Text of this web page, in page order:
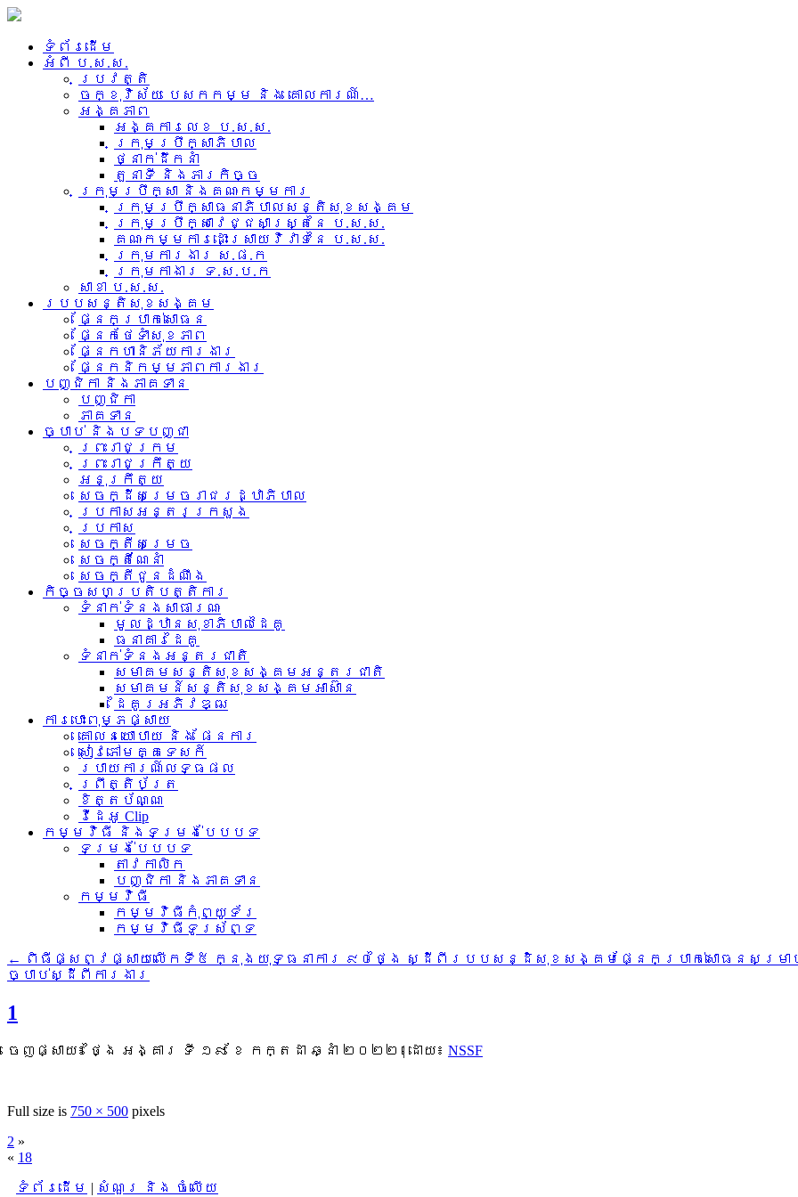
ទំព័រដើម
អំពី​ ប.ស.ស.
ប្រវត្តិ
ចក្ខុវិស័យ បេសកកម្ម និង គោលការណ៍…
អង្គភាព
អង្គការលេខ ប.ស.ស.
ក្រុមប្រឹក្សាភិបាល
ថ្នាក់ដឹកនាំ
តួនាទី និងភារកិច្ច
ក្រុមប្រឹក្សា និងគណៈកម្មការ
ក្រុមប្រឹក្សាធនាភិបាលសន្តិសុខសង្គម
ក្រុមប្រឹក្សាវេជ្ជសាស្រ្តនៃ ប.ស.ស.
គណៈកម្មការដោះស្រាយវិវាទនៃ ប.ស.ស.
ក្រុមការងារ​ ស.ផ.ក
ក្រុមកាងារ ទ.ស.ប.ក
សាខា ប.ស.ស.
របបសន្តិសុខសង្គម
ផ្នែកប្រាក់សោធន
ផ្នែកថែទាំសុខភាព
ផ្នែកហានិភ័យការងារ
ផ្នែកនិកម្មភាពការងារ
បញ្ជិកា និងភាគទាន
បញ្ជិកា
ភាគទាន
ច្បាប់ និងបទបញ្ជា
ព្រះរាជក្រម
ព្រះរាជក្រឹត្យ
អនុក្រឹត្យ
សេចក្ដីសម្រេចរាជរដ្ឋាភិបាល
ប្រកាសអន្តរក្រសួង
ប្រកាស
សេចក្តីសម្រេច
សេចក្តីណែនាំ
សេចក្តីជូនដំណឹង
កិច្ចសហប្រតិបត្តិការ
ទំនាក់ទំនង​សាធារណៈ
មូលដ្ឋានសុខាភិបាលដៃគូ
ធនាគារដៃគូ
ទំនាក់​ទំនង​អន្តរ​ជាតិ
សមាគមសន្តិសុខសង្គមអន្តរជាតិ
សមាគមន៍សន្តិសុខសង្គមអាស៊ាន​
ដៃគូរអភិវឌ្ឍ
ការបោះពុម្ភផ្សាយ
គោលនយោបាយ និង ផែនការ
សៀវភៅមគ្គទេសក៍
របាយការណ៍លទ្ធផល
ព្រឹត្តិប័ត្រ
ខិត្តប័ណ្ណ
វីដេអូ Clip
កម្មវិធី និងទម្រង់បែបបទ
ទម្រង់បែបបទ
តាវកាលិក
បញ្ជិកា និងភាគទាន
កម្មវិធី
កម្មវិធីកុំព្យូទ័រ
កម្មវិធីទូរស័ព្ទ
←
ពិធីផ្សព្វផ្សាយលើកទី៥ ក្នុងយុទ្ធនាការ ៩០ថ្ងៃ ស្ដីពីរបបសន្ដិសុខសង្គមផ្នែកប្រាក់សោធនសម្រា
ច្បាប់ស្ដីពីការងារ
1
ចេញផ្សាយ៖ ថ្ងៃ អង្គារ ទី ១៩ ខែ កក្តដា ឆ្នាំ ២០២២ | ដោយ៖ NSSF
Full size is 750 × 500 pixels
2 »
« 18
ទំព័រដើម | សំណួរ និង ចំលើយ